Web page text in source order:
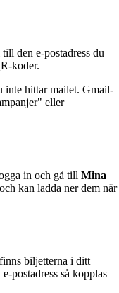
den e-postadress du
koder.
inte hittar mailet. Gmail-
eller
in och gå till Mina
kan ladda ner dem när
biljetterna i ditt
postadress så kopplas